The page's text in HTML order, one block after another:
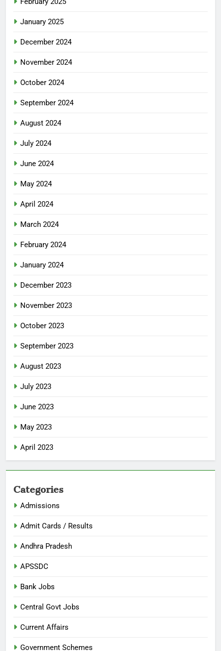
January 2025
December 2024
November 2024
October 2024
September 2024
August 2024
July 2024
June 2024
May 2024
April 2024
March 2024
February 2024
January 2024
December 2023
November 2023
October 2023
September 2023
August 2023
July 2023
June 2023
May 2023
April 2023
Categories
Admissions
Admit Cards / Results
Andhra Pradesh
APSSDC
Bank Jobs
Central Govt Jobs
Current Affairs
Government Schemes